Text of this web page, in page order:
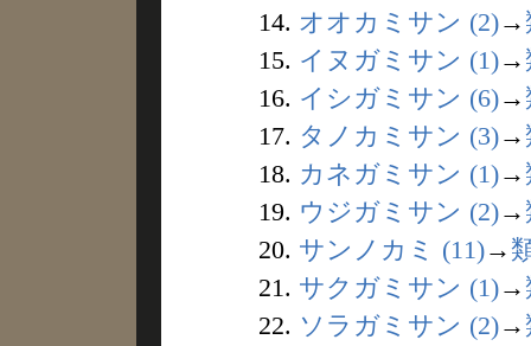
14. オオカミサン (2)→
15. イヌガミサン (1)→
16. イシガミサン (6)→
17. タノカミサン (3)→
18. カネガミサン (1)→
19. ウジガミサン (2)→
20. サンノカミ (11)→
21. サクガミサン (1)→
22. ソラガミサン (2)→